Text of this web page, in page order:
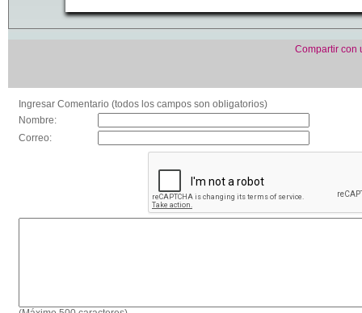
Compartir con
Ingresar Comentario (todos los campos son obligatorios)
Nombre:
Correo: